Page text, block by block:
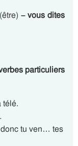
(être) – vous dites
particuliers
tu ven… tes